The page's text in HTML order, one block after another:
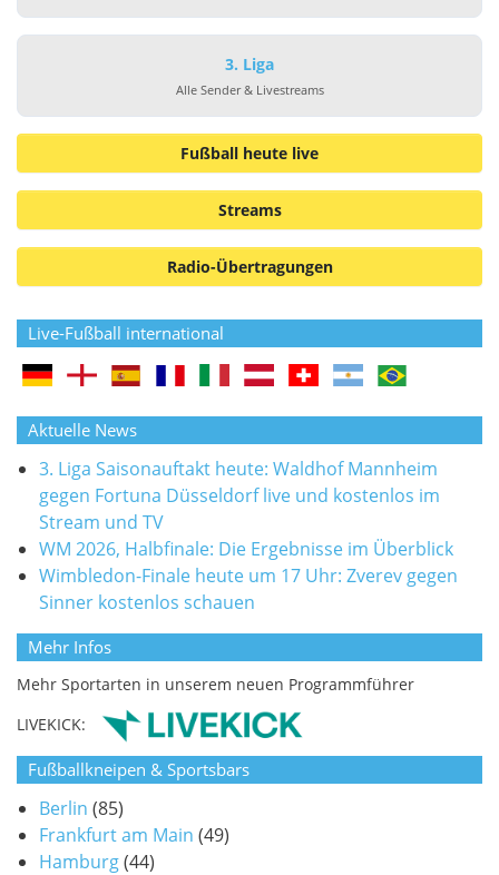
3. Liga
Alle Sender & Livestreams
Fußball heute live
Streams
Radio-Übertragungen
Live-Fußball international
Aktuelle News
3. Liga Saisonauftakt heute: Waldhof Mannheim
gegen Fortuna Düsseldorf live und kostenlos im
Stream und TV
WM 2026, Halbfinale: Die Ergebnisse im Überblick
Wimbledon-Finale heute um 17 Uhr: Zverev gegen
Sinner kostenlos schauen
Mehr Infos
Mehr Sportarten in unserem neuen Programmführer
LIVEKICK:
Fußballkneipen & Sportsbars
Berlin (85)
Frankfurt am Main (49)
Hamburg(44)